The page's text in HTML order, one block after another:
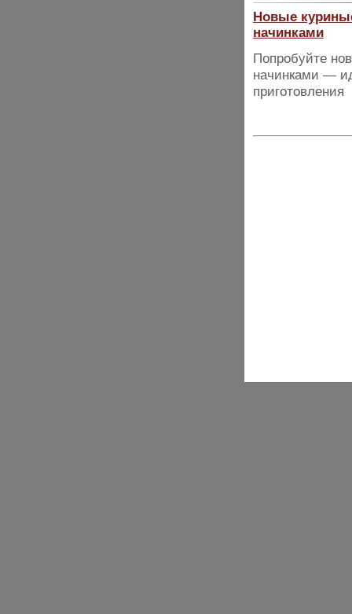
Новые
начинками
Попробуйте
начинками —
приготовления